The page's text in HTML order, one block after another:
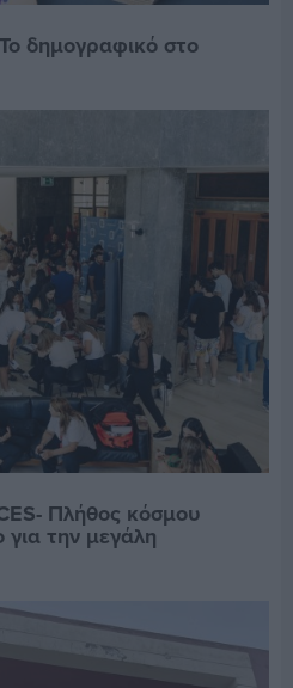
δημογραφικό στο
Πλήθος κόσμου
την μεγάλη